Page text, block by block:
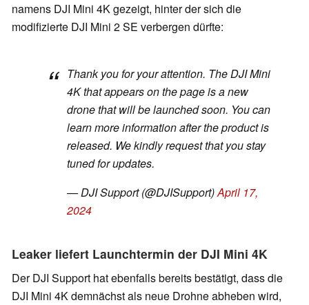
namens DJI Mini 4K gezeigt, hinter der sich die
modifizierte DJI Mini 2 SE verbergen dürfte:
Thank you for your attention. The DJI Mini
4K that appears on the page is a new
drone that will be launched soon. You can
learn more information after the product is
released. We kindly request that you stay
tuned for updates.
— DJI Support (@DJISupport)April 17,
2024
Leaker liefert Launchtermin der DJI Mini 4K
Der DJI Support hat ebenfalls bereits bestätigt, dass die
DJI Mini 4K demnächst als neue Drohne abheben wird,